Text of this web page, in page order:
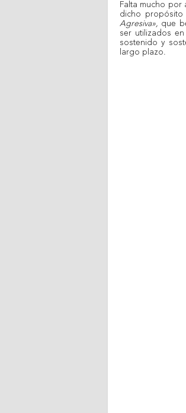
Falta mucho por
dicho
Agresiva», que
ser utilizados
sostenido y
largo plazo.